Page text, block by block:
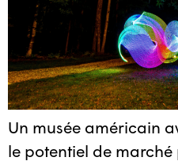
Un musée américain
le potentiel de